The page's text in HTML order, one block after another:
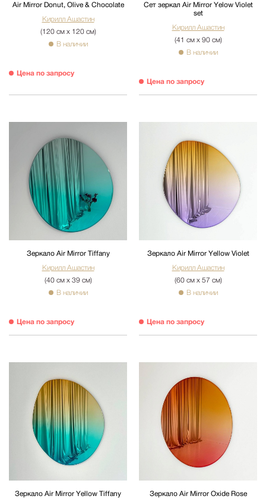
Air Mirror Donut, Olive & Chocolate
Кирилл Ашастин
(120 см х 120 см)
В наличии
Цена по запросу
Сет зеркал Air Mirror Yelow Violet
set
Кирилл Ашастин
(41 см х 90 см)
В наличии
Цена по запросу
Зеркало Air Mirror Tiffany
Кирилл Ашастин
(40 см х 39 см)
В наличии
Цена по запросу
Зеркало Air Mirror Yellow Violet
Кирилл Ашастин
(60 см х 57 см)
В наличии
Цена по запросу
Зеркало Air Mirror Yellow Tiffany
Зеркало Air Mirror Oxide Rose